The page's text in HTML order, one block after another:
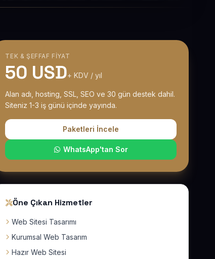
TEK & ŞEFFAF FIYAT
50 USD+ KDV / yıl
Alan adı, hosting, SSL, SEO ve 30 gün destek dahil.
Siteniz 1-3 iş günü içinde yayında.
Paketleri İncele
WhatsApp'tan Sor
Öne Çıkan Hizmetler
Web Sitesi Tasarımı
Kurumsal Web Tasarım
Hazır Web Sitesi